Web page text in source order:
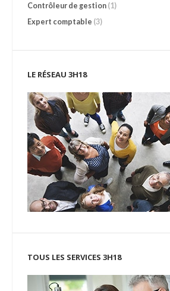
Contrôleur de gestion (1)
Expert comptable (3)
LE RÉSEAU 3H18
TOUS LES SERVICES 3H18